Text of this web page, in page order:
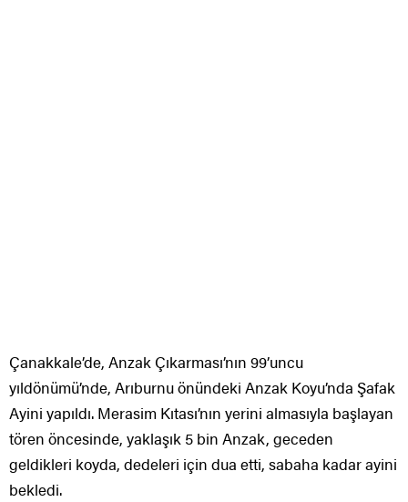
Çanakkale’de, Anzak Çıkarması’nın 99’uncu
yıldönümü’nde, Arıburnu önündeki Anzak Koyu’nda Şafak
Ayini yapıldı. Merasim Kıtası’nın yerini almasıyla başlayan
tören öncesinde, yaklaşık 5 bin Anzak, geceden
geldikleri koyda, dedeleri için dua etti, sabaha kadar ayini
bekledi.